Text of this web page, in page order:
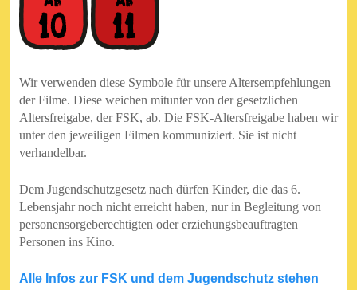
Wir verwenden diese Symbole für unsere Altersempfehlungen
der Filme. Diese weichen mitunter von der gesetzlichen
Altersfreigabe, der FSK, ab. Die FSK-Altersfreigabe haben wir
unter den jeweiligen Filmen kommuniziert. Sie ist nicht
verhandelbar.
Dem Jugendschutzgesetz nach dürfen Kinder, die das 6.
Lebensjahr noch nicht erreicht haben, nur in Begleitung von
personensorgeberechtigten oder erziehungsbeauftragten
Personen ins Kino.
Alle Infos zur FSK und dem Jugendschutz stehen